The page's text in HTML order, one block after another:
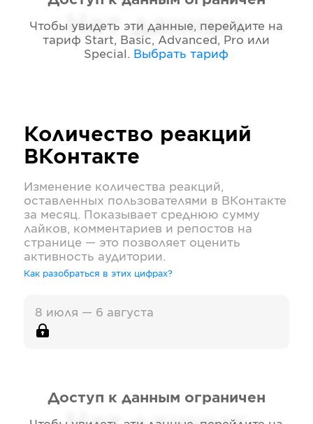
Нет данных
Чтобы увидеть эти данные, перейдите на
тариф Start, Basic, Advanced, Pro или
Special . Выбрать тариф
Количество реакций
ВКонтакте
Изменение количества реакций,
оставленных пользователями в ВКонтакте
за месяц. Показывает среднюю сумму
лайков, комментариев и репостов на
странице — это позволяет оценить
активность аудитории.
Как разобраться в этих цифрах?
8 июля — 6 августа
Доступ к данным ограничен